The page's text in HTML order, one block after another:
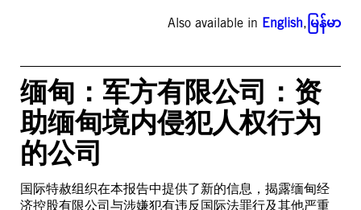
Also available in English, မြန်မာ
缅甸：军方有限公司：资
助缅甸境内侵犯人权行为
的公司
国际特赦组织在本报告中提供了新的信息，揭露缅甸经
济控股有限公司与涉嫌犯有违反国际法罪行及其他严重